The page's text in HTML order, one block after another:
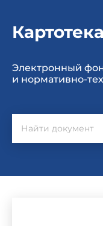
Электронный
и нормативно-